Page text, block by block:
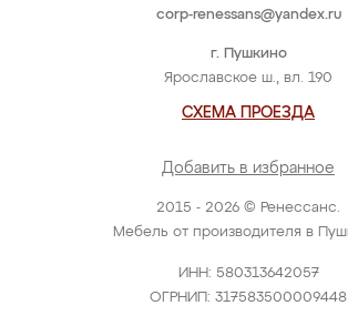
2015 - 2026 © Ренессанс.
Мебель от производителя в
ИНН: 580313642057
ОГРНИП: 317583500009448
г. Пушкино
Ярославское ш., вл. 190
СХЕМА ПРОЕЗДА
Добавить в избранное
corp-renessans@yandex.ru